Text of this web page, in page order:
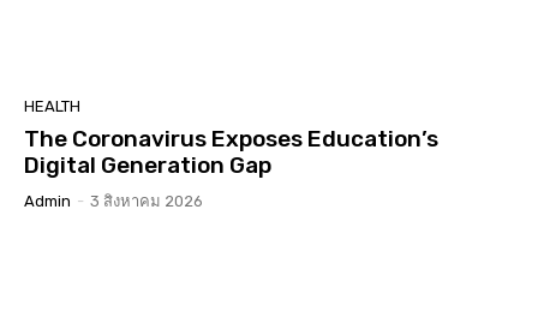
HEALTH
The Coronavirus Exposes Education’s
Digital Generation Gap
Admin - 3 สิงหาคม 2026